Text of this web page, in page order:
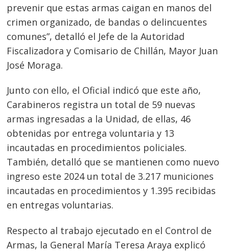
prevenir que estas armas caigan en manos del
crimen organizado, de bandas o delincuentes
comunes”, detalló el Jefe de la Autoridad
Fiscalizadora y Comisario de Chillán, Mayor Juan
José Moraga.
Junto con ello, el Oficial indicó que este año,
Carabineros registra un total de 59 nuevas
armas ingresadas a la Unidad, de ellas, 46
obtenidas por entrega voluntaria y 13
incautadas en procedimientos policiales.
También, detalló que se mantienen como nuevo
ingreso este 2024 un total de 3.217 municiones
incautadas en procedimientos y 1.395 recibidas
en entregas voluntarias.
Respecto al trabajo ejecutado en el Control de
Armas, la General María Teresa Araya explicó